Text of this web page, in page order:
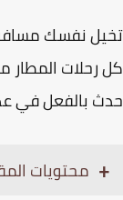
نفسك مسافر
المطار
بالفعل في عدة
محتويات